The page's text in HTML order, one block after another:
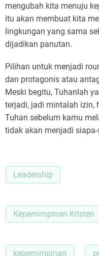
mengubah kita menuju
itu akan membuat kita
lingkungan yang sama
dijadikan panutan.
Pilihan untuk menjadi
dan protagonis atau
Meski begitu, Tuhanlah
terjadi, jadi mintalah izin,
Tuhan sebelum kamu
tidak akan menjadi
Leadership
Kepemimpinan Kristen
kepemimpinan